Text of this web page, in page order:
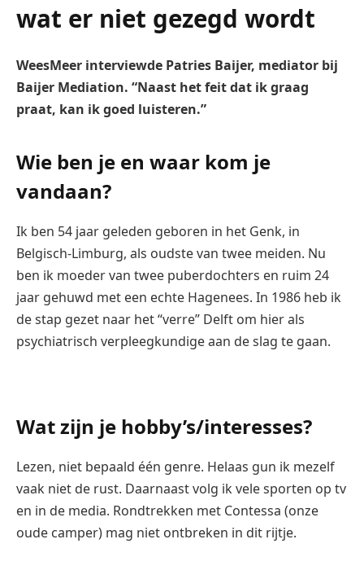
wat er niet gezegd wordt
WeesMeer interviewde Patries Baijer, mediator bij
Baijer Mediation. “Naast het feit dat ik graag
praat, kan ik goed luisteren.”
Wie ben je en waar kom je
vandaan?
Ik ben 54 jaar geleden geboren in het Genk, in
Belgisch-Limburg, als oudste van twee meiden. Nu
ben ik moeder van twee puberdochters en ruim 24
jaar gehuwd met een echte Hagenees. In 1986 heb ik
de stap gezet naar het “verre” Delft om hier als
psychiatrisch verpleegkundige aan de slag te gaan.
Wat zijn je hobby’s/interesses?
Lezen, niet bepaald één genre. Helaas gun ik mezelf
vaak niet de rust. Daarnaast volg ik vele sporten op tv
en in de media. Rondtrekken met Contessa (onze
oude camper) mag niet ontbreken in dit rijtje.